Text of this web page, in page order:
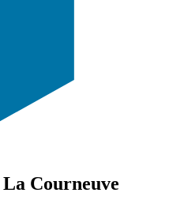
Courneuve